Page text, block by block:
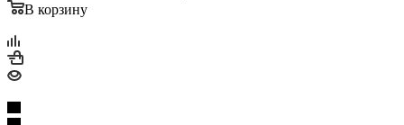
В корзину